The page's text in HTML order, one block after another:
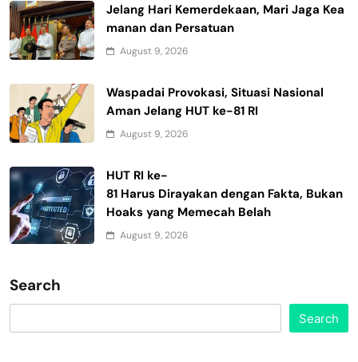
Jelang Hari Kemerdekaan, Mari Jaga Kea
manan dan Persatuan
August 9, 2026
Waspadai Provokasi, Situasi Nasional
Aman Jelang HUT ke-81 RI
August 9, 2026
HUT RI ke-
81 Harus Dirayakan dengan Fakta, Bukan
Hoaks yang Memecah Belah
August 9, 2026
Search
Search